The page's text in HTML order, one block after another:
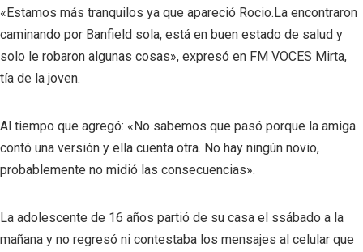
«Estamos más tranquilos ya que apareció Rocio.La encontraron
caminando por Banfield sola, está en buen estado de salud y
solo le robaron algunas cosas», expresó en FM VOCES Mirta,
tía de la joven.
Al tiempo que agregó: «No sabemos que pasó porque la amiga
contó una versión y ella cuenta otra. No hay ningún novio,
probablemente no midió las consecuencias».
La adolescente de 16 años partió de su casa el ssábado a la
mañana y no regresó ni contestaba los mensajes al celular que